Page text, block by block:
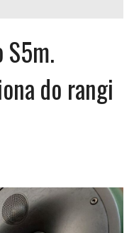
S5m.
do rangi